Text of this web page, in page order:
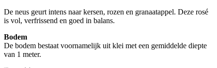
De neus geurt intens naar kersen, rozen en granaatappel. Deze rosé
is vol, verfrissend en goed in balans.
Bodem
De bodem bestaat voornamelijk uit klei met een gemiddelde diepte
van 1 meter.